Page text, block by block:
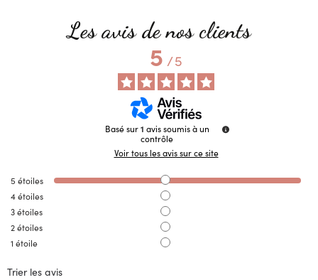
Les avis de nos clients
5/5
Basé sur1 avis soumis à un
contrôle
Voir tous les avis sur ce site
5 étoiles
4étoiles
3étoiles
2étoiles
1 étoile
Trier les avis